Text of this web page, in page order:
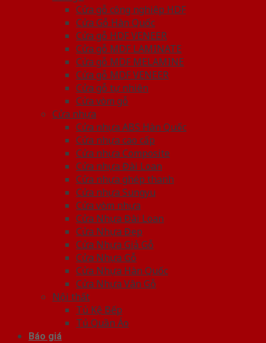
Cửa gỗ công nghiệp HDF
Cửa Gỗ Hàn Quốc
Cửa gỗ HDF VENEER
Cửa gỗ MDF LAMINATE
Cửa gỗ MDF MELAMINE
Cửa gỗ MDF VENEER
Cửa gỗ tự nhiên
Cửa vòm gỗ
Cửa nhựa
Cửa nhựa ABS Hàn Quốc
Cửa nhựa cao cấp
Cửa nhựa Composite
Cửa nhựa Đài Loan
Cửa nhựa ghép thanh
Cửa nhựa Sungyu
Cửa vòm nhựa
Cửa Nhựa Đài Loan
Cửa Nhựa Đẹp
Cửa Nhựa Giả Gỗ
Cửa Nhựa Gỗ
Cửa Nhựa Hàn Quốc
Cửa Nhựa Vân Gỗ
Nội thất
Tủ Kệ Bếp
Tủ Quần Áo
Báo giá